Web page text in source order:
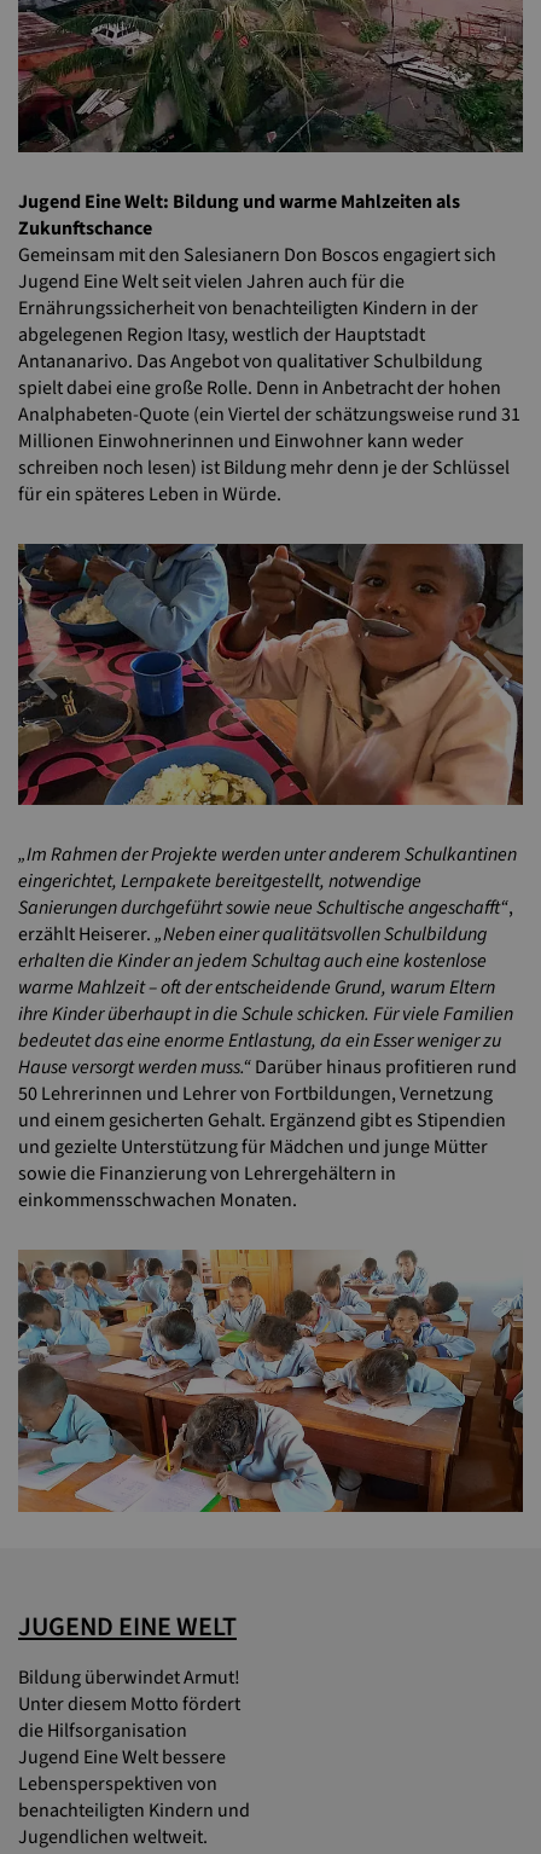
Jugend Eine Welt: Bildung und warme Mahlzeiten als
Zukunftschance
Gemeinsam mit den Salesianern Don Boscos engagiert sich
Jugend Eine Welt seit vielen Jahren auch für die
Ernährungssicherheit von benachteiligten Kindern in der
abgelegenen Region Itasy, westlich der Hauptstadt
Antananarivo. Das Angebot von qualitativer Schulbildung
spielt dabei eine große Rolle. Denn in Anbetracht der hohen
Analphabeten-Quote (ein Viertel der schätzungsweise rund 31
Millionen Einwohnerinnen und Einwohner kann weder
schreiben noch lesen) ist Bildung mehr denn je der Schlüssel
für ein späteres Leben in Würde.
Previous
„Im Rahmen der Projekte werden unter anderem Schulkantinen
eingerichtet, Lernpakete bereitgestellt, notwendige
Sanierungen durchgeführt sowie neue Schultische angeschafft“,
erzählt Heiserer.„Neben einer qualitätsvollen Schulbildung
erhalten die Kinder an jedem Schultag auch eine kostenlose
warme Mahlzeit – oft der entscheidende Grund, warum Eltern
ihre Kinder überhaupt in die Schule schicken. Für viele Familien
bedeutet das eine enorme Entlastung, da ein Esser weniger zu
Hause versorgt werden muss.“Darüber hinaus profitieren rund
50 Lehrerinnen und Lehrer von Fortbildungen, Vernetzung
und einem gesicherten Gehalt. Ergänzend gibt es Stipendien
und gezielte Unterstützung für Mädchen und junge Mütter
sowie die Finanzierung von Lehrergehältern in
einkommensschwachen Monaten.
JUGEND EINE WELT
Bildung überwindet Armut!
Unter diesem Motto fördert
die Hilfsorganisation
Jugend Eine Welt bessere
Lebensperspektiven von
benachteiligten Kindern und
Jugendlichen weltweit.